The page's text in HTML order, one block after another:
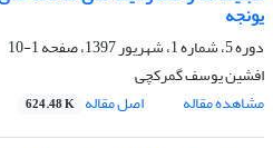
یونجه
دوره 5، شماره 1، شهریور 1397، صفحه
1-10
افشین یوسف گمرکچی
مشاهده مقاله
اصل مقاله 624.48 K